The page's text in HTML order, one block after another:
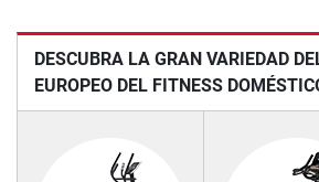
DESCUBRA LA GRAN VARIEDAD
EUROPEO DEL FITNESS